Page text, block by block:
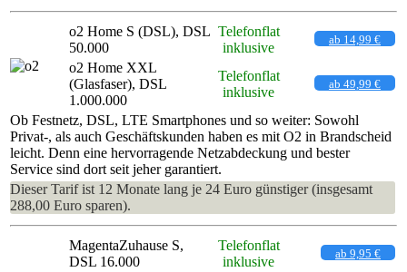
o2 Home S (DSL), DSL
50.000
Telefonflat
inklusive
ab 14,99 €
o2 Home XXL
(Glasfaser), DSL
1.000.000
Telefonflat
inklusive
ab 49,99 €
Ob Festnetz, DSL, LTE Smartphones und so weiter: Sowohl
Privat-, als auch Geschäftskunden haben es mit O2 in Brandscheid
leicht. Denn eine hervorragende Netzabdeckung und bester
Service sind dort seit jeher garantiert.
Dieser Tarif ist 12 Monate lang je 24 Euro günstiger (insgesamt
288,00 Euro sparen).
MagentaZuhause S,
DSL 16.000
Telefonflat
inklusive
ab 9,95 €